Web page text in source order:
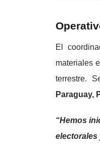
El
materiales
terrestre.
Paraguay,
“Hemos
electorales